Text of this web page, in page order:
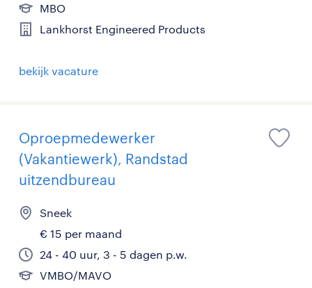
MBO
Lankhorst Engineered Products
bekijk vacature
Oproepmedewerker
(Vakantiewerk), Randstad
uitzendbureau
Sneek
€ 15 per maand
24 - 40 uur, 3 - 5 dagen p.w.
VMBO/MAVO